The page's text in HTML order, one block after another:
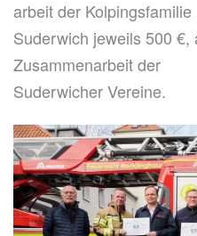
arbeit der
Suderwich jeweils 500
Zusammenarbeit der
Suderwicher Vereine.